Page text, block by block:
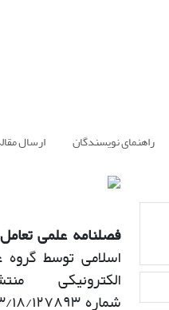
راهنمای نویسندگان ارسال
فصلنامه علمی
اسلامی توسط
شماره۳/۱۸/